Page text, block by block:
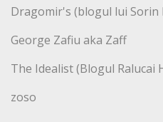
Dragomir's (blogul lui Sorin
George Zafiu aka Zaff
The Idealist (Blogul Ralucai
zoso